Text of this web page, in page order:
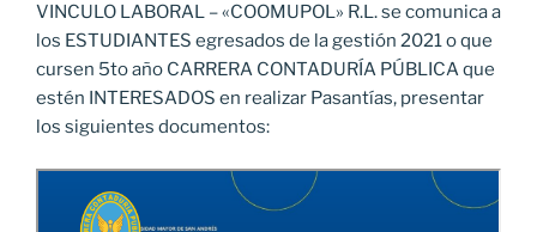
VINCULO LABORAL – «COOMUPOL» R.L. se comunica a
los ESTUDIANTES egresados de la gestión 2021 o que
cursen 5to año CARRERA CONTADURÍA PÚBLICA que
estén INTERESADOS en realizar Pasantías, presentar
los siguientes documentos: